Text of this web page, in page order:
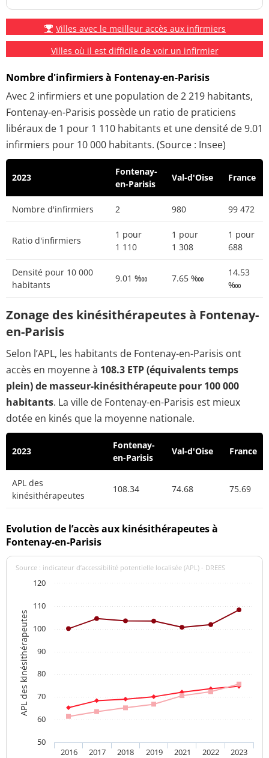
Villes avec le meilleur accès aux infirmiers
Villes où il est difficile de voir un infirmier
Nombre d'infirmiers à Fontenay-en-Parisis
Avec 2 infirmiers et une population de 2 219 habitants,
Fontenay-en-Parisis possède un ratio de praticiens
libéraux de 1 pour 1 110 habitants et une densité de 9.01
infirmiers pour 10 000 habitants. (Source : Insee)
2023
Fontenay-
en-Parisis
Val-d'Oise France
Nombre d'infirmiers 2 980 99 472
Ratio d'infirmiers
1 pour
1 110
1 pour
1 308
1 pour
688
Densité pour 10 000
habitants
9.01 ‱ 7.65 ‱
14.53
‱
Zonage des kinésithérapeutes à Fontenay-
en-Parisis
Selon l’APL, les habitants de Fontenay-en-Parisis ont
accès en moyenne à 108.3 ETP (équivalents temps
plein) de masseur-kinésithérapeute pour 100 000
habitants. La ville de Fontenay-en-Parisis est mieux
dotée en kinés que la moyenne nationale.
2023
Fontenay-
en-Parisis
Val-d'Oise France
APL des
kinésithérapeutes
108.34 74.68 75.69
Evolution de l’accès aux kinésithérapeutes à
Fontenay-en-Parisis
APL des kinésithérapeutes
Source : indicateur d’accessibilité potentielle localisée (APL) - DREES
2016 2017 2018 2019 2021 2022 2023
50
60
70
80
90
100
110
120